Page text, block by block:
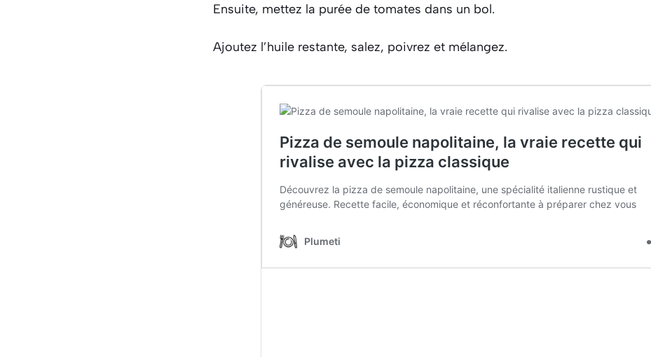
Ensuite, mettez la purée de tomates dans un bol.
Ajoutez l’huile restante, salez, poivrez et mélangez.